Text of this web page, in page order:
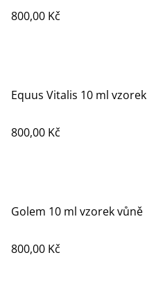
800,00 Kč
Equus Vitalis 10 ml vzorek
800,00 Kč
Golem 10 ml vzorek vůně
800,00 Kč